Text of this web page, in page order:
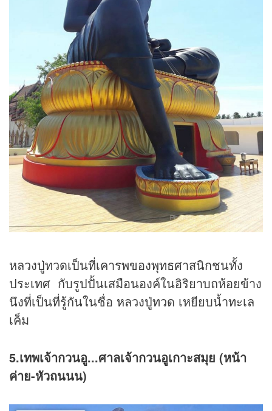
หลวงปู่ทวดเป็นที่เคารพของพุทธศาสนิกชนทั้ง
ประเทศ กับรูปปั้นเสมือนองค์ในอิริยาบถห้อยข้าง
นึงที่เป็นที่รู้กันในชื่อ หลวงปู่ทวด เหยียบน้ำทะเล
เค็ม
5.เทพเจ้ากวนอู...ศาลเจ้ากวนอูเกาะสมุย (หน้า
ค่าย-หัวถนนน)